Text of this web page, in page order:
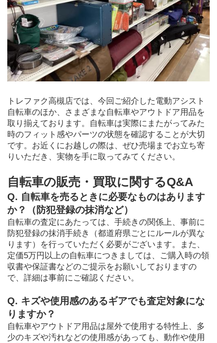
トレファク高槻店では、今回ご紹介した電動アシスト
自転車のほか、さまざまな自転車やアウトドア用品を
取り揃えております。自転車は実際にまたがってみた
時のフィット感やパーツの状態を確認することが大切
です。お近くにお越しの際は、ぜひ売場までお立ち寄
りいただき、実物を手に取ってみてください。
自転車の販売・買取に関するQ&A
Q. 自転車を売るときに必要なものはあります
か？（防犯登録の抹消など）
自転車の査定にあたっては、手続きの関係上、事前に
防犯登録の抹消手続き（都道府県ごとにルールが異な
ります）を行っていただく必要がございます。また、
定価5万円以上の自転車につきましては、ご購入時の領
収書や保証書などのご提示をお願いしておりますの
で、詳細は事前にご確認ください。
Q. キズや使用感のあるギアでも査定対象にな
りますか？
自転車やアウトドア用品は屋外で使用する特性上、多
少のキズや汚れなどの使用感があっても、動作や使用